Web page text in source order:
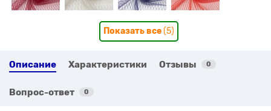
Показать все(5)
Описание Характеристики Отзывы 0
Вопрос-ответ 0